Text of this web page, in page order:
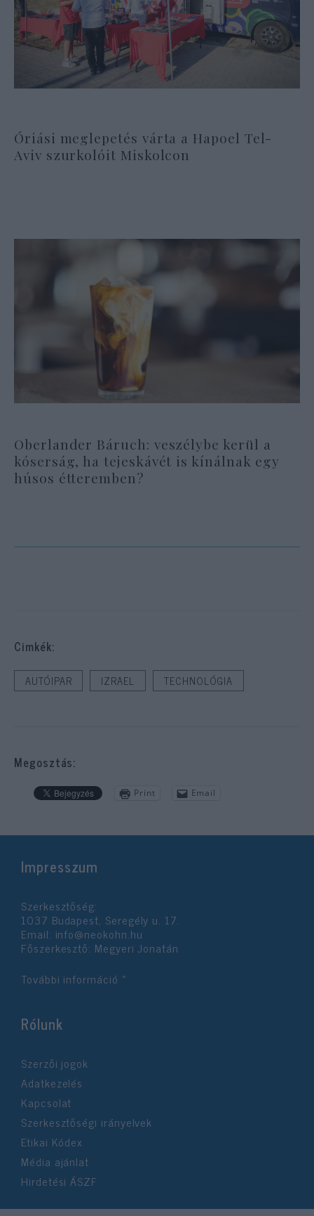
Óriási meglepetés várta a Hapoel Tel-
Aviv szurkolóit Miskolcon
Oberlander Báruch: veszélybe kerül a
kóserság, ha tejeskávét is kínálnak egy
húsos étteremben?
Cimkék:
AUTÓIPAR IZRAEL TECHNOLÓGIA
Megosztás:
Print Email
Impresszum
Szerkesztőség:
1037 Budapest, Seregély u. 17.
Email: info@neokohn.hu
Főszerkesztő: Megyeri Jonatán
További információ »
Rólunk
Szerzői jogok
Adatkezelés
Kapcsolat
Szerkesztőségi irányelvek
Etikai Kódex
Média ajánlat
Hirdetési ÁSZF